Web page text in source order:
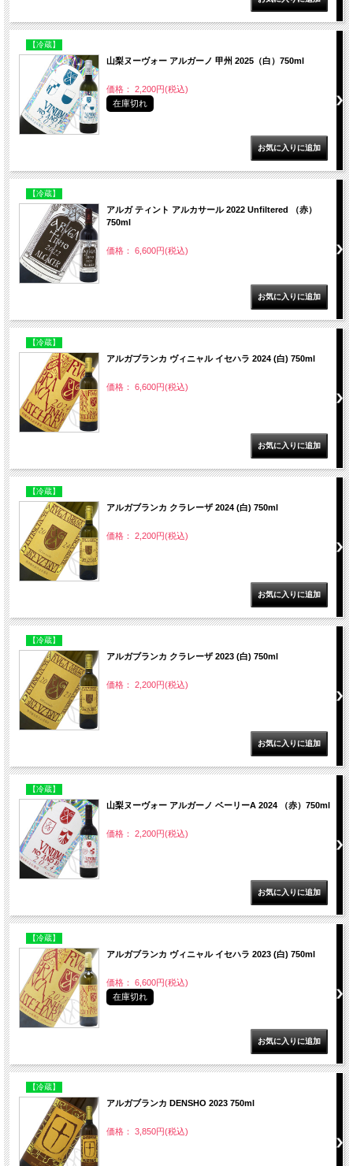
【冷蔵】
山梨ヌーヴォー アルガーノ 甲州 2025（白）750ml
価格： 2,200円(税込)
在庫切れ
【冷蔵】
アルガ ティント アルカサール 2022 Unfiltered （赤）
750ml
価格： 6,600円(税込)
【冷蔵】
アルガブランカ ヴィニャル イセハラ 2024 (白) 750ml
価格： 6,600円(税込)
【冷蔵】
アルガブランカ クラレーザ 2024 (白) 750ml
価格： 2,200円(税込)
【冷蔵】
アルガブランカ クラレーザ 2023 (白) 750ml
価格： 2,200円(税込)
【冷蔵】
山梨ヌーヴォー アルガーノ ベーリーA 2024 （赤）750ml
価格： 2,200円(税込)
【冷蔵】
アルガブランカ ヴィニャル イセハラ 2023 (白) 750ml
価格： 6,600円(税込)
在庫切れ
【冷蔵】
アルガブランカ DENSHO 2023 750ml
価格： 3,850円(税込)